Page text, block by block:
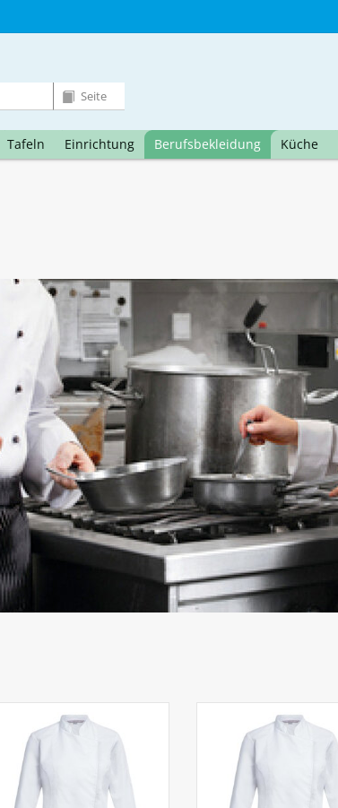
Tafeln Einrichtung Berufsbekleidung Küche